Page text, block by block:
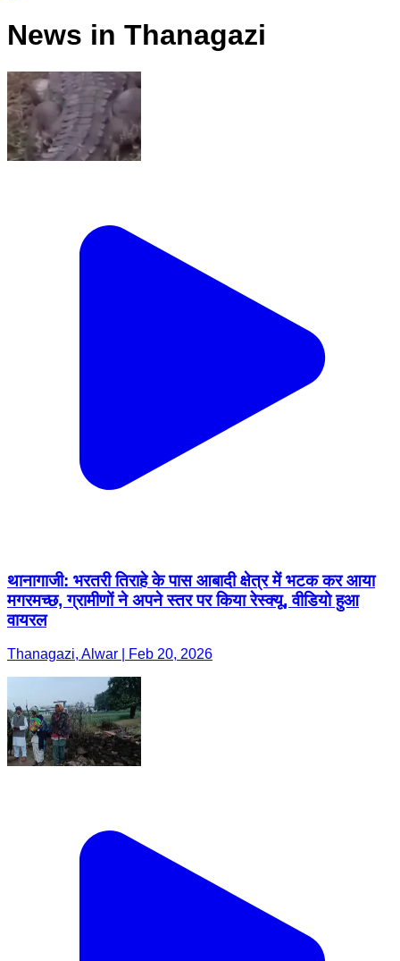
News in Thanagazi
थानागाजी: भरतरी तिराहे के पास आबादी क्षेत्र में भटक कर आया
मगरमच्छ, ग्रामीणों ने अपने स्तर पर किया रेस्क्यू, वीडियो हुआ
वायरल
Thanagazi, Alwar | Feb 20, 2026